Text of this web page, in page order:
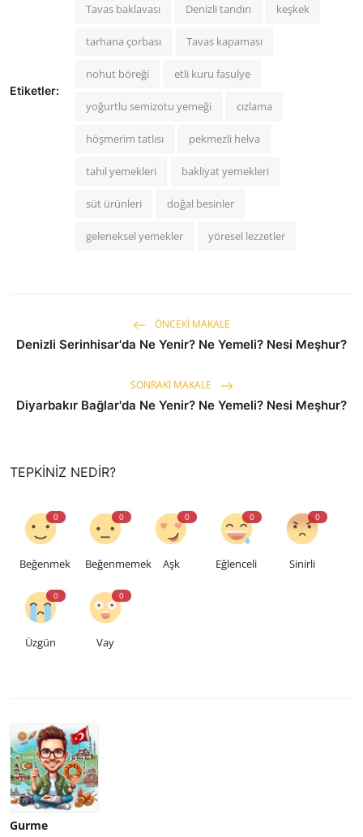
Etiketler:
Tavas baklavası Denizli tandırı keşkek
tarhana çorbası Tavas kapaması
nohut böreği etli kuru fasulye
yoğurtlu semizotu yemeği cızlama
höşmerim tatlısı pekmezli helva
tahıl yemekleri bakliyat yemekleri
süt ürünleri doğal besinler
geleneksel yemekler yöresel lezzetler
ÖNCEKI MAKALE
Denizli Serinhisar'da Ne Yenir? Ne Yemeli? Nesi Meşhur?
SONRAKI MAKALE
Diyarbakır Bağlar'da Ne Yenir? Ne Yemeli? Nesi Meşhur?
TEPKINIZ NEDIR?
0
Beğenmek
0
Beğenmemek
0
Aşk
0
Eğlenceli
0
Sinirli
0
Üzgün
0
Vay
Gurme